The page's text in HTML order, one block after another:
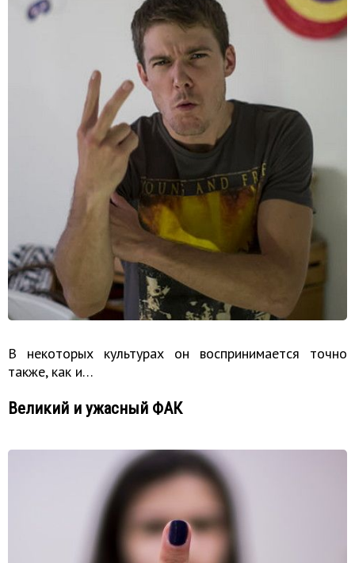
В некоторых культурах он воспринимается точно
также, как и…
Великий и ужасный ФАК